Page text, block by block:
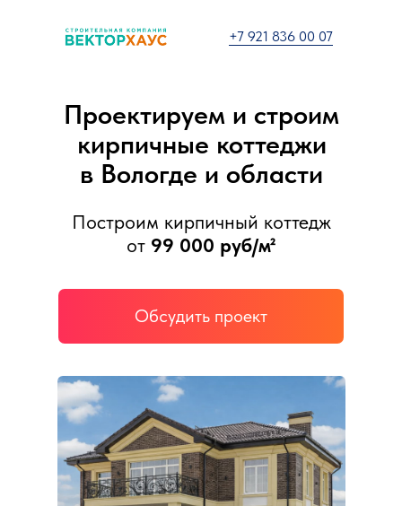
Проектируем и строим
кирпичные коттеджи
в Вологде и области
Построим кирпичный коттедж
от 99 000 руб/м²
Обсудить проект
+7 921 836 00 07